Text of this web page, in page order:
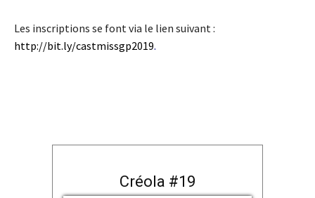
Les inscriptions se font via le lien suivant :
http://bit.ly/castmissgp2019.
Créola #19